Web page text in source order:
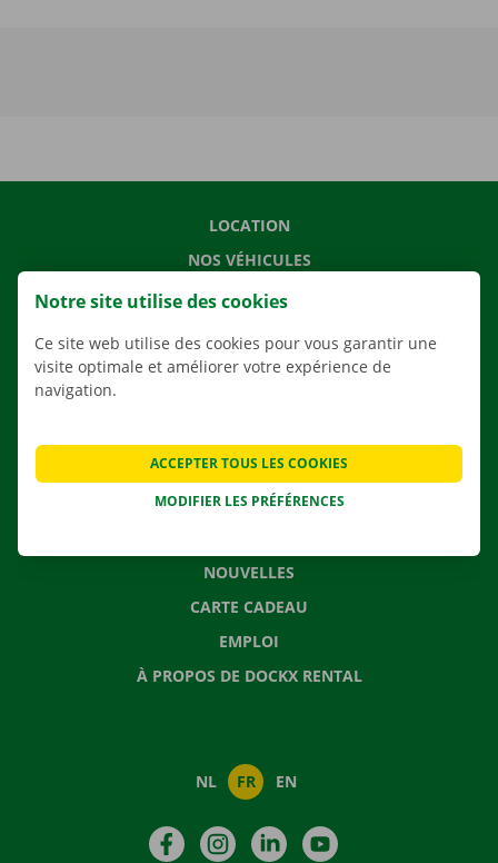
LOCATION
NOS VÉHICULES
NOS SERVICES
APPLI
CONTACTEZ NOUS
NOUVELLES
CARTE CADEAU
EMPLOI
À PROPOS DE DOCKX RENTAL
NL FR EN
FacebookInstagramLinkedIn
Notre site utilise des cookies
Ce site web utilise des cookies pour vous garantir une
visite optimale et améliorer votre expérience de
navigation.
MODIFIER LES PRÉFÉRENCES
ACCEPTER TOUS LES COOKIES